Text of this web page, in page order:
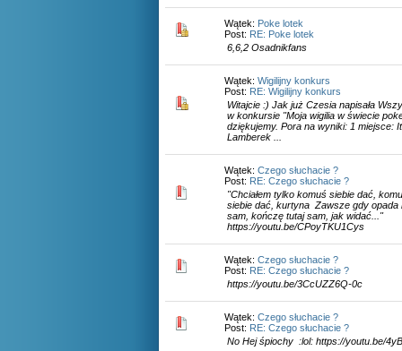
Wątek: Poke lotek
Post: RE: Poke lotek
6,6,2 Osadnikfans
Wątek: Wigilijny konkurs
Post: RE: Wigilijny konkurs
Witajcie :) Jak już Czesia napisała
w konkursie "Moja wigilia w świecie
dziękujemy. Pora na wyniki: 1 miejsce:
Lamberek ...
Wątek: Czego słuchacie ?
Post: RE: Czego słuchacie ?
"Chciałem tylko komuś siebie dać,
siebie dać, kurtyna Zawsze gdy opada
sam, kończę tutaj sam, jak widać..."
https://youtu.be/CPoyTKU1Cys
Wątek: Czego słuchacie ?
Post: RE: Czego słuchacie ?
https://youtu.be/3CcUZZ6Q-0c
Wątek: Czego słuchacie ?
Post: RE: Czego słuchacie ?
No Hej śpiochy :lol: https://youtu.be/